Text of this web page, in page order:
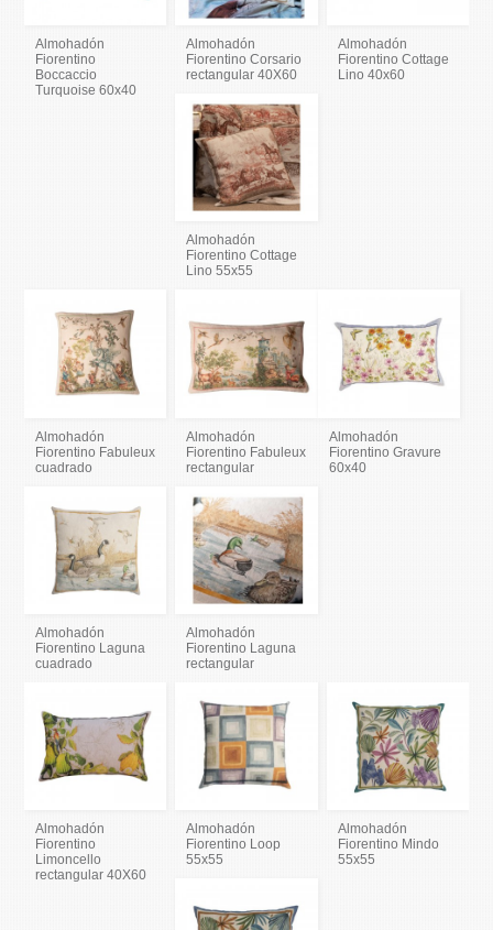
Almohadón
Fiorentino
Boccaccio
Turquoise 60x40
Almohadón
Fiorentino Corsario
rectangular 40X60
Almohadón
Fiorentino Cottage
Lino 40x60
Almohadón
Fiorentino Cottage
Lino 55x55
Almohadón
Fiorentino Fabuleux
cuadrado
Almohadón
Fiorentino Fabuleux
rectangular
Almohadón
Fiorentino Gravure
60x40
Almohadón
Fiorentino Laguna
cuadrado
Almohadón
Fiorentino Laguna
rectangular
Almohadón
Fiorentino
Limoncello
rectangular 40X60
Almohadón
Fiorentino Loop
55x55
Almohadón
Fiorentino Mindo
55x55